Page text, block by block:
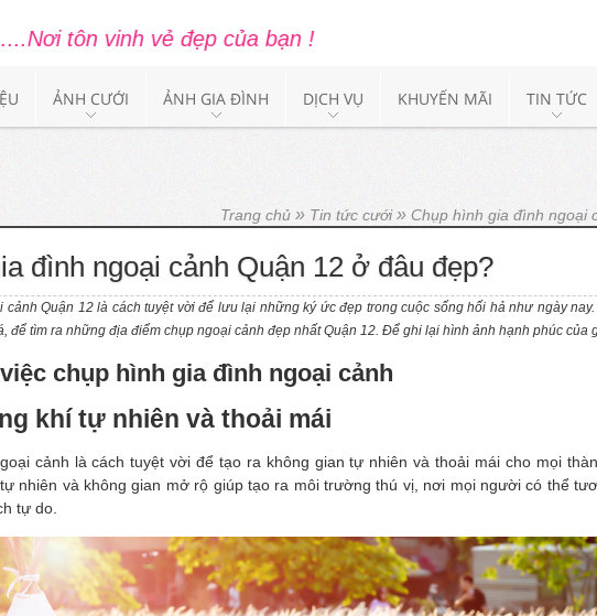
vẻ đẹp của bạn !
ẢNH CƯỚI ẢNH GIA ĐÌNH DỊCH VỤ KHUYẾN MÃI TIN TỨC
Trang chủ » Tin tức cưới » Chụp hình gia đình ngoại
đình ngoại cảnh Quận 12 ở đâu đẹp?
cảnh Quận 12 là cách tuyệt vời để lưu lại những ký ức đẹp trong cuộc sống hối hả như ngày
để tìm ra những địa điểm chụp ngoại cảnh đẹp nhất Quận 12. Để ghi lại hình ảnh hạnh phúc của
chụp hình gia đình ngoại cảnh
khí tự nhiên và thoải mái
cảnh là cách tuyệt vời để tạo ra không gian tự nhiên và thoải mái cho mọi
nhiên và không gian mở rộ giúp tạo ra môi trường thú vị, nơi mọi người có thể
tự do.